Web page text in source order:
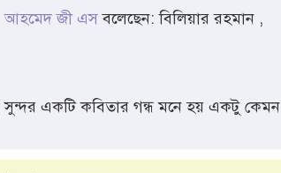
আহমেদ জী এসবলেছেন: বিলিয়ার রহমান ,
সুন্দর একটি কবিতার গন্ধ মনে হয় একটু